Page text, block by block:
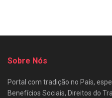
Sobre Nós
Portal com tradição no País,
Benefícios Sociais, Direitos do